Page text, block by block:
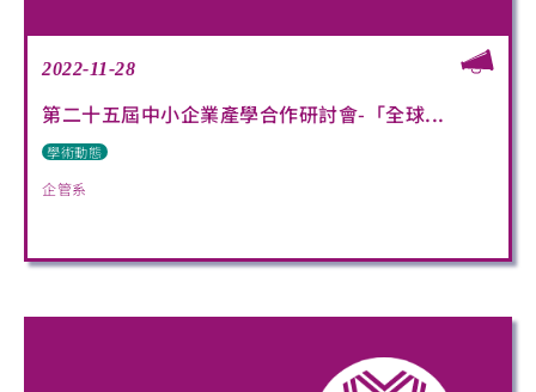
2022-11-28
第二十五屆中小企業產學合作研討會-「全球...
學術動態
企管系